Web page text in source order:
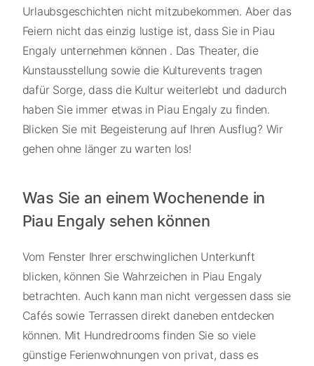
Urlaubsgeschichten nicht mitzubekommen. Aber das
Feiern nicht das einzig lustige ist, dass Sie in Piau
Engaly unternehmen können . Das Theater, die
Kunstausstellung sowie die Kulturevents tragen
dafür Sorge, dass die Kultur weiterlebt und dadurch
haben Sie immer etwas in Piau Engaly zu finden.
Blicken Sie mit Begeisterung auf Ihren Ausflug? Wir
gehen ohne länger zu warten los!
Was Sie an einem Wochenende in
Piau Engaly sehen können
Vom Fenster Ihrer erschwinglichen Unterkunft
blicken, können Sie Wahrzeichen in Piau Engaly
betrachten. Auch kann man nicht vergessen dass sie
Cafés sowie Terrassen direkt daneben entdecken
können. Mit Hundredrooms finden Sie so viele
günstige Ferienwohnungen von privat, dass es